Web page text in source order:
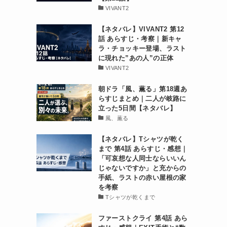
VIVANT2
【ネタバレ】VIVANT2 第12
話 あらすじ・考察｜新キャ
ラ・チョッキー登場、ラスト
に現れた”あの人”の正体
VIVANT2
朝ドラ「風、薫る」第18週あ
らすじまとめ｜二人が岐路に
立った5日間【ネタバレ】
風、薫る
【ネタバレ】Tシャツが乾く
まで 第4話 あらすじ・感想｜
「可哀想な人同士ならいいん
じゃないですか」と充からの
手紙、ラストの赤い屋根の家
を考察
Tシャツが乾くまで
ファーストクライ 第4話 あら